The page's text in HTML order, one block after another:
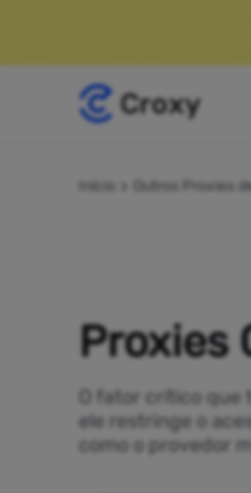
Início Outros Proxies
Proxies
O fator crítico
ele restringe o
como o provedor